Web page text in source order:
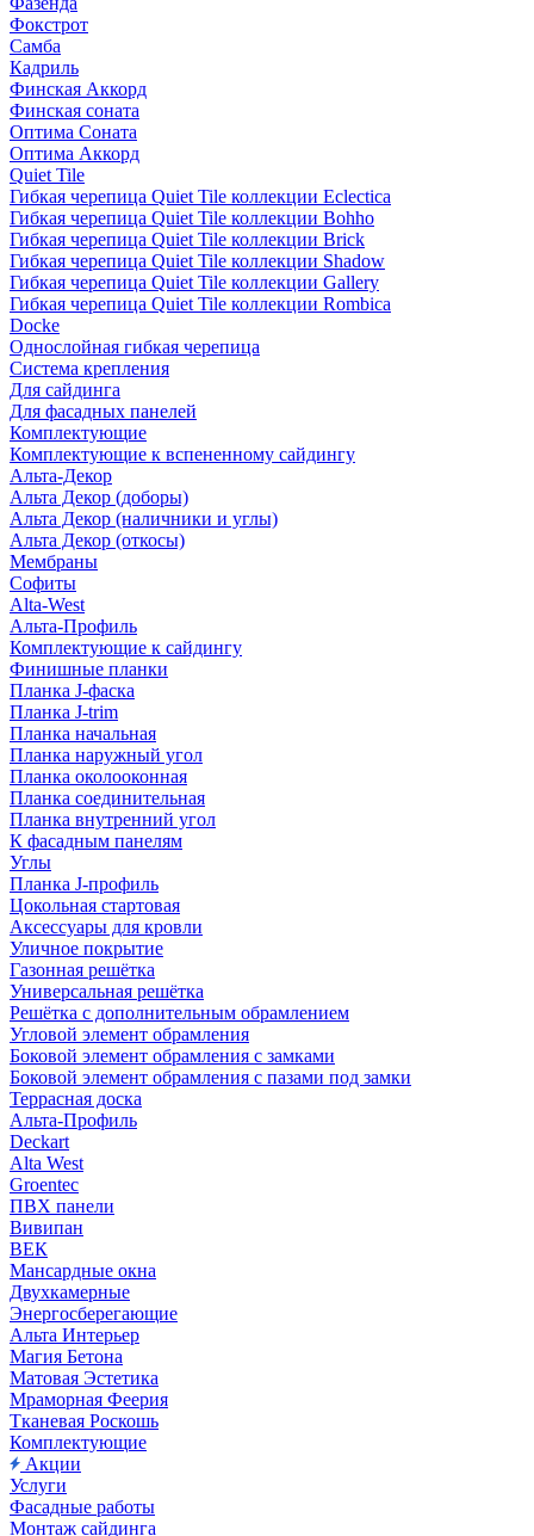
Фокстрот
Самба
Кадриль
Финская Аккорд
Финская соната
Оптима Соната
Оптима Аккорд
Quiet Tile
Гибкая черепица Quiet Tile коллекции Eclectica
Гибкая черепица Quiet Tile коллекции Bohho
Гибкая черепица Quiet Tile коллекции Brick
Гибкая черепица Quiet Tile коллекции Shadow
Гибкая черепица Quiet Tile коллекции Gallery
Гибкая черепица Quiet Tile коллекции Rombica
Docke
Однослойная гибкая черепица
Система крепления
Для сайдинга
Для фасадных панелей
Комплектующие
Комплектующие к вспененному сайдингу
Альта-Декор
Альта Декор (доборы)
Альта Декор (наличники и углы)
Альта Декор (откосы)
Мембраны
Софиты
Alta-West
Альта-Профиль
Комплектующие к сайдингу
Финишные планки
Планка J-фаска
Планка J-trim
Планка начальная
Планка наружный угол
Планка околооконная
Планка соединительная
Планка внутренний угол
К фасадным панелям
Углы
Планка J-профиль
Цокольная стартовая
Аксессуары для кровли
Уличное покрытие
Газонная решётка
Универсальная решётка
Решётка с дополнительным обрамлением
Угловой элемент обрамления
Боковой элемент обрамления с замками
Боковой элемент обрамления с пазами под замки
Террасная доска
Альта-Профиль
Deckart
Alta West
Groentec
ПВХ панели
Вивипан
ВЕК
Мансардные окна
Двухкамерные
Энергосберегающие
Альта Интерьер
Магия Бетона
Матовая Эстетика
Мраморная Феерия
Тканевая Роскошь
Комплектующие
Акции
Услуги
Фасадные работы
Монтаж сайдинга